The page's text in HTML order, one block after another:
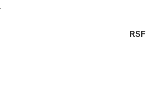
RSF